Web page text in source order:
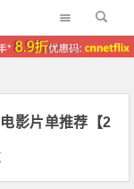
影片单推荐【2